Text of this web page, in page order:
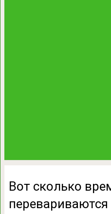
Вот сколько